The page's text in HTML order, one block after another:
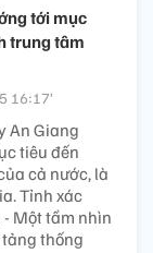
tới mục
trung tâm
16:17’
An Giang
tiêu đến
cả nước, là
Tỉnh xác
Một tầm nhìn
thống